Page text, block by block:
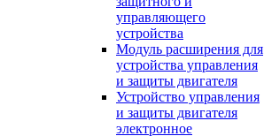
управляющего
устройства
Модуль расширения для
устройства управления
и защиты двигателя
Устройство управления
и защиты двигателя
электронное